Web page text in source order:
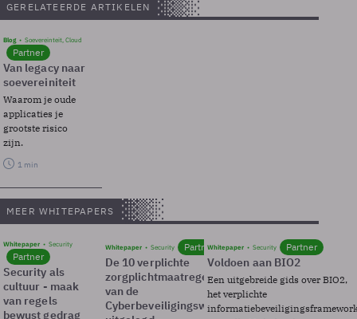
GERELATEERDE ARTIKELEN
Blog Soevereinteit, Cloud
Partner
Van legacy naar
soevereiniteit
Waarom je oude
applicaties je
grootste risico
zijn.
1 min
MEER WHITEPAPERS
Whitepaper Security
Partner
Security als
cultuur - maak
van regels
bewust gedrag
Whitepaper Security Partner
De 10 verplichte
zorgplichtmaatregelen
van de
Cyberbeveiligingswet
Whitepaper Security Partner
Voldoen aan BIO2
Een uitgebreide gids over BIO2,
het verplichte